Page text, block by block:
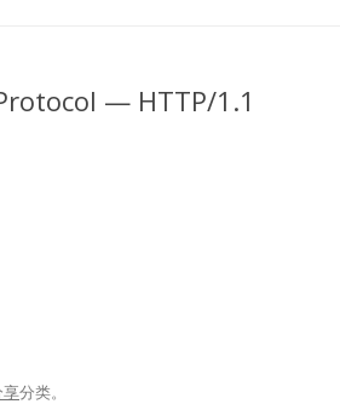
— HTTP/1.1
享分类。